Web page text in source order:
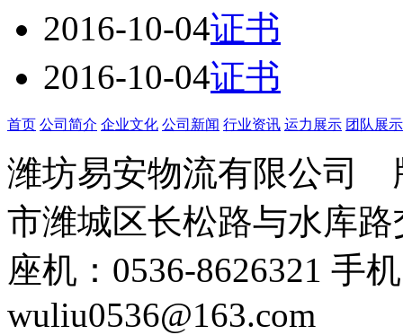
2016-10-04证书
2016-10-04证书
首页 公司简介 企业文化 公司新闻 行业资讯 运力展示 团队展示
潍坊易安物流有限公
市潍城区长松路与水库
座机：0536-8626321 手
wuliu0536@163.com